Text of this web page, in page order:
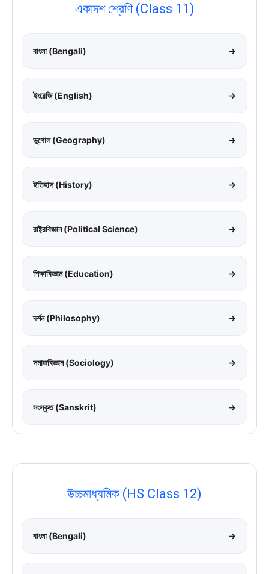
একাদশ শ্রেণি (Class 11)
বাংলা (Bengali) →
ইংরেজি (English) →
ভূগোল (Geography) →
ইতিহাস (History) →
রাষ্ট্রবিজ্ঞান (Political Science) →
শিক্ষাবিজ্ঞান (Education) →
দর্শন (Philosophy) →
সমাজবিজ্ঞান (Sociology) →
সংস্কৃত (Sanskrit) →
উচ্চমাধ্যমিক (HS Class 12)
বাংলা (Bengali) →